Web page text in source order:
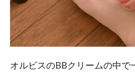
オルビスのBBクリームの中で